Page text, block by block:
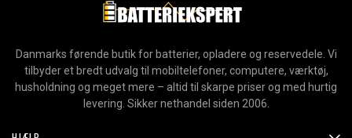
Danmarks førende butik for batterier, opladere og reservedele. Vi
tilbyder et bredt udvalg til mobiltelefoner, computere, værktøj,
husholdning og meget mere – altid til skarpe priser og med hurtig
levering. Sikker nethandel siden 2006.